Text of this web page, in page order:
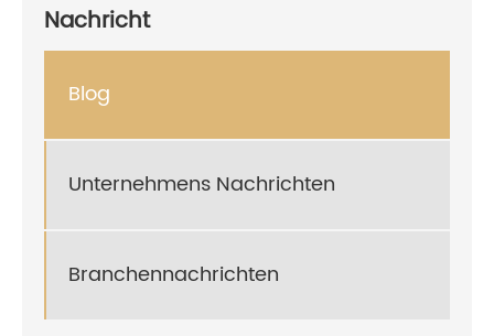
Nachricht
Blog
Unternehmens Nachrichten
Branchennachrichten